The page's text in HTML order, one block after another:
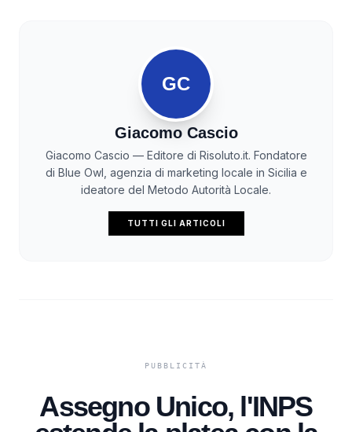
GC
Giacomo Cascio
Giacomo Cascio — Editore di Risoluto.it. Fondatore
di Blue Owl, agenzia di marketing locale in Sicilia e
ideatore del Metodo Autorità Locale.
TUTTI GLI ARTICOLI
Assegno Unico, l'INPS